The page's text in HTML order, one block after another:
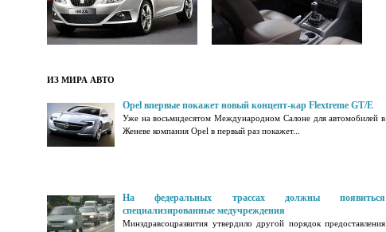
ИЗ МИРА АВТО
Opel впервые покажет новый концепт-кар Flextreme GT/E
Уже на восьмидесятом Международном Салоне для автомобилей в
Женеве компания Opel в первый раз покажет...
На федеральных трассах должны появиться
специализированные медучреждения
Минздравсоцразвития утвердило другой порядок предоставления